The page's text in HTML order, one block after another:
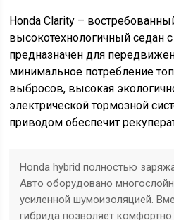
Honda Clarity –
высокотехнологичный седан
предназначен для
минимальное потребление
выбросов, высокая
электрической тормозной
приводом обеспечит
Honda hybrid полностью
Авто оборудовано
усиленной шумоизоляцией.
гибрида позволяет комфортно